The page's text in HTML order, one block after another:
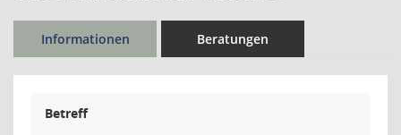
Informationen Beratungen
Betreff